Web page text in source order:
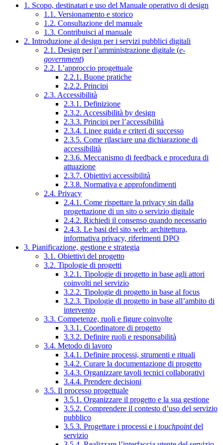
1. Scopo, destinatari e uso del Manuale operativo di design
1.1. Versionamento e storico
1.2. Consultazione del manuale
1.3. Contribuisci al manuale
2. Introduzione al design per i servizi pubblici digitali
2.1. Design per l’amministrazione digitale (e-
government)
2.2. L’approccio progettuale
2.2.1. Buone pratiche
2.2.2. Principi
2.3. Accessibilità
2.3.1. Definizione
2.3.2. Accessibilità by design
2.3.3. Principi per l’accessibilità
2.3.4. Linee guida e criteri di successo
2.3.5. Come rilasciare una dichiarazione di
accessibilità
2.3.6. Meccanismo di feedback e procedura di
attuazione
2.3.7. Obiettivi accessibilità
2.3.8. Normativa e approfondimenti
2.4. Privacy
2.4.1. Come rispettare la privacy sin dalla
progettazione di un sito o servizio digitale
2.4.2. Richiedi il consenso quando necessario
2.4.3. Le basi del sito web: architettura,
informativa privacy, riferimenti DPO
3. Pianificazione, gestione e strategia
3.1. Obiettivi del progetto
3.2. Tipologie di progetti
3.2.1. Tipologie di progetto in base agli attori
coinvolti nel servizio
3.2.2. Tipologie di progetto in base al focus
3.2.3. Tipologie di progetto in base all’ambito di
intervento
3.3. Competenze, ruoli e figure coinvolte
3.3.1. Coordinatore di progetto
3.3.2. Definire ruoli e responsabilità
3.4. Metodo di lavoro
3.4.1. Definire processi, strumenti e rituali
3.4.2. Curare la documentazione di progetto
3.4.3. Organizzare tavoli tecnici collaborativi
3.4.4. Prendere decisioni
3.5. Il processo progettuale
3.5.1. Organizzare il progetto e la sua gestione
3.5.2. Comprendere il contesto d’uso del servizio
pubblico
3.5.3. Progettare i processi e i touchpointdel
servizio